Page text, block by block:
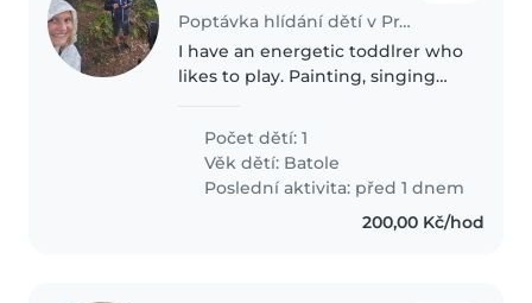
Poptávka hlídání dětí v Praha-Nové Město
I have an energetic toddlrer who
likes to play. Painting, singing
enjoys. In our household we
have 2 friendly cats. Introduce
Czech language to him- native..
Počet dětí: 1
Věk dětí: Batole
Poslední aktivita: před 1 dnem
200,00 Kč/hod